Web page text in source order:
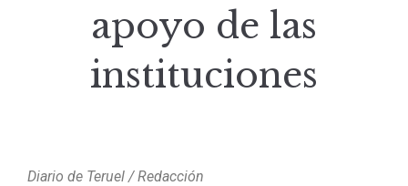
apoyo de las
instituciones
Diario de Teruel / Redacción